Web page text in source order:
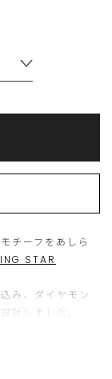
チーフをあしら
STAR
み、ダイヤモン
計しました。